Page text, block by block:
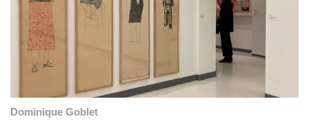
Dominique Goblet